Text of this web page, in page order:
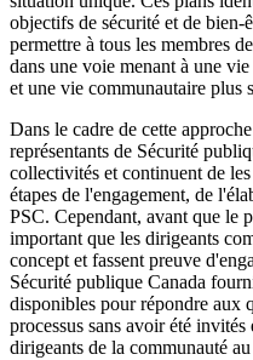
objectifs de sécurité et de bien-
permettre à tous les membres
dans une voie menant à une
et une vie communautaire plus
Dans le cadre de cette
représentants de Sécurité
collectivités et continuent de
étapes de l'engagement, de
PSC. Cependant, avant que le
important que les dirigeants
concept et fassent preuve
Sécurité publique Canada
disponibles pour répondre aux
processus sans avoir été
dirigeants de la communauté